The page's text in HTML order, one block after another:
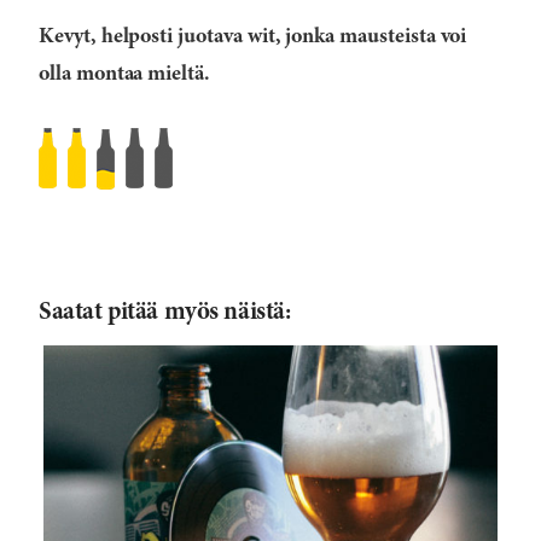
Kevyt, helposti juotava wit, jonka mausteista voi
olla montaa mieltä.
Levylautasella
Soundville
Selecta”
Mix)
Rated
Saatat pitää myös näistä: